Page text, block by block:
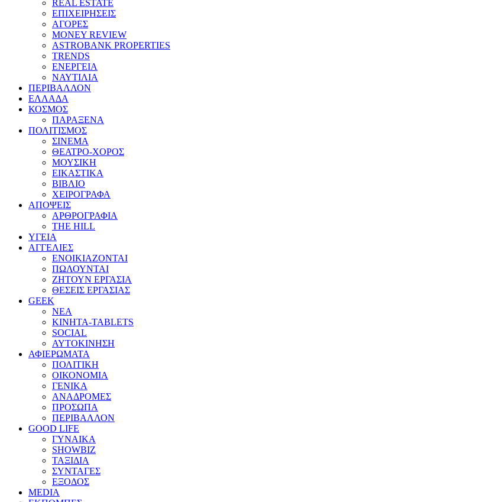
REAL ESTATE
ΕΠΙΧΕΙΡΗΣΕΙΣ
ΑΓΟΡΕΣ
MONEY REVIEW
ASTROBANK PROPERTIES
TRENDS
ΕΝΕΡΓΕΙΑ
ΝΑΥΤΙΛΙΑ
ΠΕΡΙΒΑΛΛΟΝ
ΕΛΛΑΔΑ
ΚΟΣΜΟΣ
ΠΑΡΑΞΕΝΑ
ΠΟΛΙΤΙΣΜΟΣ
ΣΙΝΕΜΑ
ΘΕΑΤΡΟ-ΧΟΡΟΣ
ΜΟΥΣΙΚΗ
ΕΙΚΑΣΤΙΚΑ
ΒΙΒΛΙΟ
ΧΕΙΡΟΓΡΑΦΑ
ΑΠΟΨΕΙΣ
ΑΡΘΡΟΓΡΑΦΙΑ
THE HILL
ΥΓΕΙΑ
ΑΓΓΕΛΙΕΣ
ΕΝΟΙΚΙΑΖΟΝΤΑΙ
ΠΩΛΟΥΝΤΑΙ
ΖΗΤΟΥΝ ΕΡΓΑΣΙΑ
ΘΕΣΕΙΣ ΕΡΓΑΣΙΑΣ
GEEK
ΝΕΑ
ΚΙΝΗΤΑ-TABLETS
SOCIAL
ΑΥΤΟΚΙΝΗΣΗ
ΑΦΙΕΡΩΜΑΤΑ
ΠΟΛΙΤΙΚΗ
ΟΙΚΟΝΟΜΙΑ
ΓΕΝΙΚΑ
ΑΝΑΔΡΟΜΕΣ
ΠΡΟΣΩΠΑ
ΠΕΡΙΒΑΛΛΟΝ
GOOD LIFE
ΓΥΝΑΙΚΑ
SHOWBIZ
ΤΑΞΙΔΙΑ
ΣΥΝΤΑΓΕΣ
ΕΞΟΔΟΣ
MEDIA